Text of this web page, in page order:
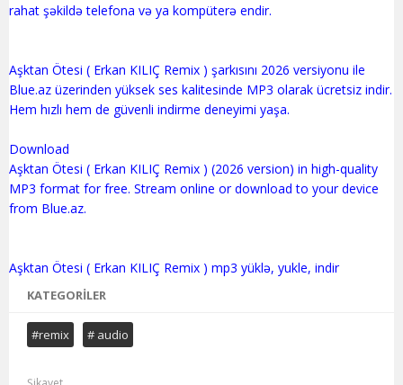
rahat şəkildə telefona və ya kompüterə endir.
Aşktan Ötesi ( Erkan KILIÇ Remix ) şarkısını 2026 versiyonu ile
Blue.az üzerinden yüksek ses kalitesinde MP3 olarak ücretsiz indir.
Hem hızlı hem de güvenli indirme deneyimi yaşa.
Download
Aşktan Ötesi ( Erkan KILIÇ Remix ) (2026 version) in high-quality
MP3 format for free. Stream online or download to your device
from Blue.az.
KATEGORILER
#remix # audio